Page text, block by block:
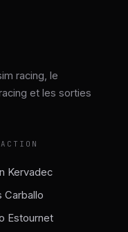
racing, le
et les sorties
Kervadec
Carballo
Estournet